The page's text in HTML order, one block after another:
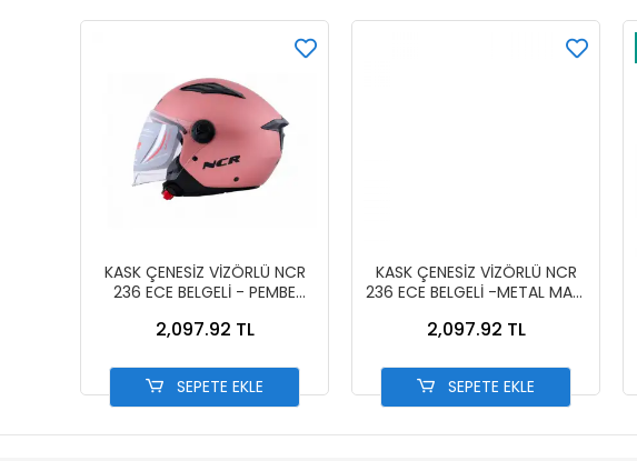
KASK ÇENESİZ VİZÖRLÜ NCR
236 ECE BELGELİ - PEMBE
2,097.92 TL
SEPETE EKLE
KASK ÇENESİZ VİZÖRLÜ NCR
236 ECE BELGELİ -METAL MAVİ
2,097.92 TL
SEPETE EKLE